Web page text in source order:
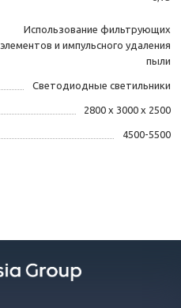
Использование фильтрующих
элементов и импульсного удаления
пыли
Светодиодные светильники
2800 х 3000 х 2500
4500-5500